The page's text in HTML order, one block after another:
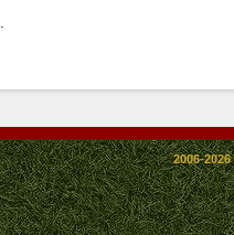
2006-